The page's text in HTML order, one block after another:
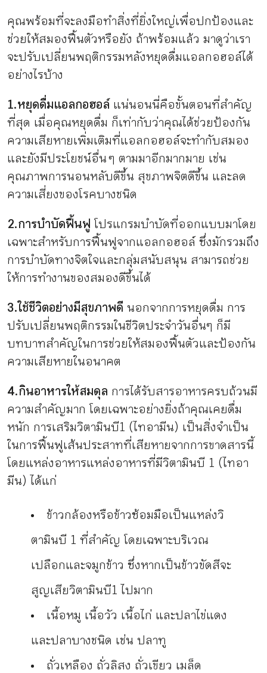
คุณพร้อมที่จะลงมือทำสิ่งที่ยิ่งใหญ่เพื่อปกป้องและ
ช่วยให้สมองฟื้นตัวหรือยัง ถ้าพร้อมแล้ว มาดูว่าเรา
จะปรับเปลี่ยนพฤติกรรมหลังหยุดดื่มแอลกอฮอล์ได้
อย่างไรบ้าง
1.หยุดดื่มแอลกอฮอล์แน่นอนนี่คือขั้นตอนที่สำคัญ
ที่สุด เมื่อคุณหยุดดื่ม ก็เท่ากับว่าคุณได้ช่วยป้องกัน
ความเสียหายเพิ่มเติมที่แอลกอฮอล์จะทำกับสมอง
และยังมีประโยชน์อื่น ๆ ตามมาอีกมากมาย เช่น
คุณภาพการนอนหลับดีขึ้น สุขภาพจิตดีขึ้น และลด
ความเสี่ยงของโรคบางชนิด
2.การบำบัดฟื้นฟู โปรแกรมบำบัดที่ออกแบบมาโดย
เฉพาะสำหรับการฟื้นฟูจากแอลกอฮอล์ ซึ่งมักรวมถึง
การบำบัดทางจิตใจและกลุ่มสนับสนุน สามารถช่วย
ให้การทำงานของสมองดีขึ้นได้
3.ใช้ชีวิตอย่างมีสุขภาพดี นอกจากการหยุดดื่ม การ
ปรับเปลี่ยนพฤติกรรมในชีวิตประจำวันอื่นๆ ก็มี
บทบาทสำคัญในการช่วยให้สมองฟื้นตัวและป้องกัน
ความเสียหายในอนาคต
4.กินอาหารให้สมดุล การได้รับสารอาหารครบถ้วนมี
ความสำคัญมาก โดยเฉพาะอย่างยิ่งถ้าคุณเคยดื่ม
หนัก การเสริมวิตามินบี 1 (ไทอามีน) เป็นสิ่งจำเป็น
ในการฟื้นฟูเส้นประสาทที่เสียหายจากการขาดสารนี้
โดยแหล่งอาหารแหล่งอาหารที่มีวิตามินบี 1 (ไทอา
มีน) ได้แก่
ข้าวกล้องหรือข้าวซ้อมมือเป็นแหล่งวิ
ตามินบี 1 ที่สำคัญ โดยเฉพาะบริเวณ
เปลือกและจมูกข้าว ซึ่งหากเป็นข้าวขัดสีจะ
สูญเสียวิตามินบี 1 ไปมาก
เนื้อหมู เนื้อวัว เนื้อไก่ และปลา ไข่แดง
และปลาบางชนิด เช่น ปลาทู
ถั่วเหลือง ถั่วลิสง ถั่วเขียว เมล็ด